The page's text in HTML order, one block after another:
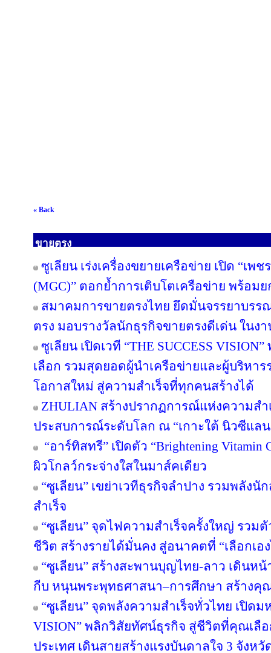
« Back
ขายตรง
ซูเลียน เร่งเครื่องขยายเครือข่าย เปิด “เพ
(MGC)” ตอกย้ำการเติบโตเครือข่าย พร้อ
สมาคมการขายตรงไทย ยึดมั่นจรรยาบรร
ตรง มอบรางวัลนักธุรกิจขายตรงดีเด่น ในงา
ซูเลียน เปิดเวที “THE SUCCESS
เลือก รวมสุดยอดผู้นำเครือข่ายและผู้บริหา
โอกาสใหม่ สู่ความสำเร็จที่ทุกคนสร้างได้
ZHULIAN สร้างปรากฏการณ์แห่งความสำ
ประสบการณ์ระดับโลก ณ “เกาะใต้ นิวซีแล
“อาร์ทิสทรี” เปิดตัว “Brightening Vitamin
ผิวโกลว์กระจ่างใสในมาส์คเดียว
“ซูเลียน” เขย่าเวทีธุรกิจลำปาง รวมพลัง
สำเร็จ
“ซูเลียน” จุดไฟความสำเร็จครั้งใหญ่ รว
ชีวิต สร้างรายได้มั่นคง สู่อนาคตที่ “เลือกเอ
“ซูเลียน” สร้างสะพานบุญไทย-ลาว เดินห
กีบ หนุนพระพุทธศาสนา–การศึกษา สร้างคุ
“ซูเลียน” จุดพลังความสำเร็จทั่วไทย เปิดม
VISION” พลิกวิสัยทัศน์ธุรกิจ สู่ชีวิตที่คุณเลื
ประเทศ เดินสายสร้างแรงบันดาลใจ 3 จังห